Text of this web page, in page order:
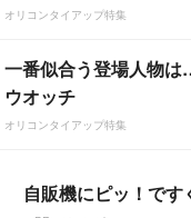
オリコンタイアップ特集
一番似合う登場人物
ウオッチ
オリコンタイアップ特集
自販機にピッ！です